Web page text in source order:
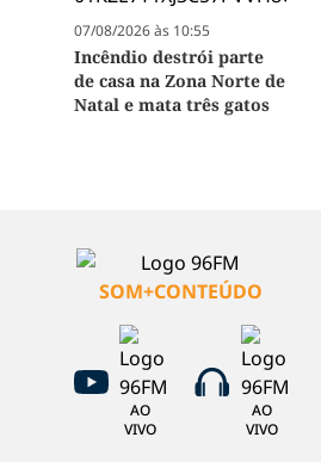
07/08/2026 às 10:55
Incêndio destrói parte
de casa na Zona Norte de
Natal e mata três gatos
SOM+CONTEÚDO
AO
VIVO
AO
VIVO